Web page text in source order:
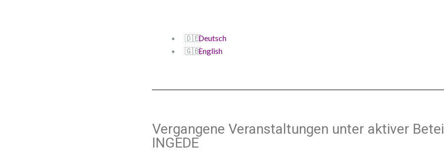
Deutsch
English
Vergangene Veranstaltungen unter aktiver
INGEDE